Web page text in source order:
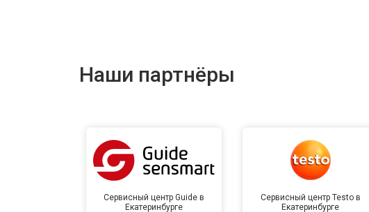
Наши партнёры
Сервисный центр Guide в
Екатеринбурге
Сервисный центр Testo в
Екатеринбурге